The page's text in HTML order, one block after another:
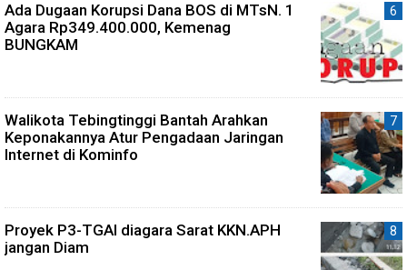
Ada Dugaan Korupsi Dana BOS di MTsN. 1
Agara Rp349.400.000, Kemenag
BUNGKAM
Walikota Tebingtinggi Bantah Arahkan
Keponakannya Atur Pengadaan Jaringan
Internet di Kominfo
Proyek P3-TGAI diagara Sarat KKN.APH
jangan Diam